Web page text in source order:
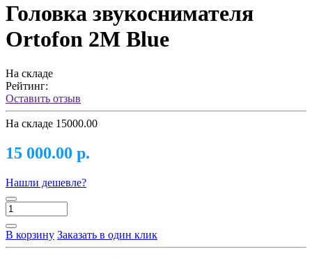
Головка звукоснимателя
Ortofon 2M Blue
На складе
Рейтинг:
Оставить отзыв
На складе 15000.00
15 000.00 р.
Нашли дешевле?
В корзину Заказать в один клик